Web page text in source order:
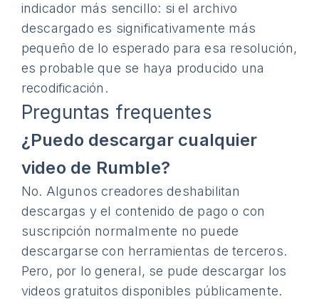
indicador más sencillo: si el archivo
descargado es significativamente más
pequeño de lo esperado para esa resolución,
es probable que se haya producido una
recodificación.
Preguntas frequentes
¿Puedo descargar cualquier
video de Rumble?
No. Algunos creadores deshabilitan
descargas y el contenido de pago o con
suscripción normalmente no puede
descargarse con herramientas de terceros.
Pero, por lo general, se pude descargar los
videos gratuitos disponibles públicamente.